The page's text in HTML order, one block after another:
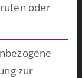
oder
zur